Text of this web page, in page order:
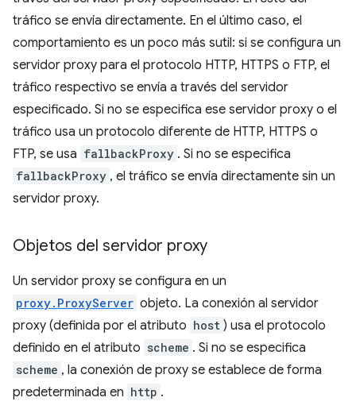
tráfico se envía directamente. En el último caso, el
comportamiento es un poco más sutil: si se configura un
servidor proxy para el protocolo HTTP, HTTPS o FTP, el
tráfico respectivo se envía a través del servidor
especificado. Si no se especifica ese servidor proxy o el
tráfico usa un protocolo diferente de HTTP, HTTPS o
FTP, se usa fallbackProxy . Si no se especifica
fallbackProxy , el tráfico se envía directamente sin un
servidor proxy.
Objetos del servidor proxy
Un servidor proxy se configura en un
proxy.ProxyServer objeto. La conexión al servidor
proxy (definida por el atributo host ) usa el protocolo
definido en el atributo scheme . Si no se especifica
scheme , la conexión de proxy se establece de forma
predeterminada en http .